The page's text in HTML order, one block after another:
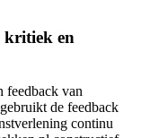
kritiek en
feedback van
de feedback
continu